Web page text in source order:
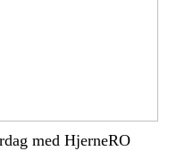
med HjerneRO